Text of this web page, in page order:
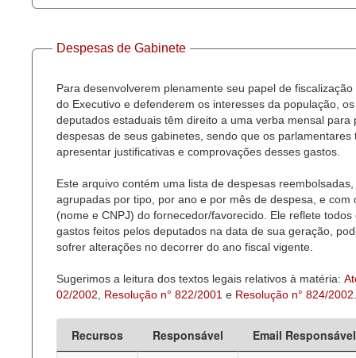
Agenda
Perguntas frequentes
Despesas de Gabinete
Para desenvolverem plenamente seu papel de fiscalização
do Executivo e defenderem os interesses da população, os
deputados estaduais têm direito a uma verba mensal para
despesas de seus gabinetes, sendo que os parlamentares
apresentar justificativas e comprovações desses gastos.
Este arquivo contém uma lista de despesas reembolsadas,
agrupadas por tipo, por ano e por mês de despesa, e com
(nome e CNPJ) do fornecedor/favorecido. Ele reflete todos
gastos feitos pelos deputados na data de sua geração,
sofrer alterações no decorrer do ano fiscal vigente.
Sugerimos a leitura dos textos legais relativos à matéria:
02/2002
Resolução n° 822/2001 e Resolução n° 824/2002
Recursos Responsável
Email Responsável